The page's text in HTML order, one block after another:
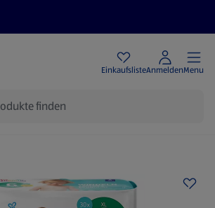
EinkaufslisteAnmeldenMenu